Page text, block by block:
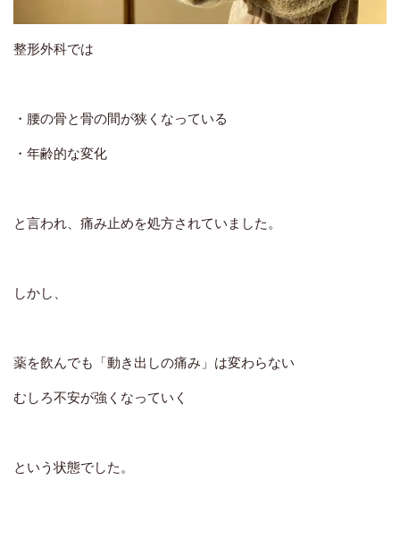
整形外科では
・腰の骨と骨の間が狭くなっている
・年齢的な変化
と言われ、痛み止めを処方されていました。
しかし、
薬を飲んでも「動き出しの痛み」は変わらない
むしろ不安が強くなっていく
という状態でした。